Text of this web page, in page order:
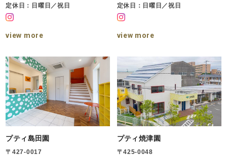
定休日：日曜日／祝日
view more
定休日：日曜日／祝日
view more
プティ島田園
〒427-0017
プティ焼津園
〒425-0048